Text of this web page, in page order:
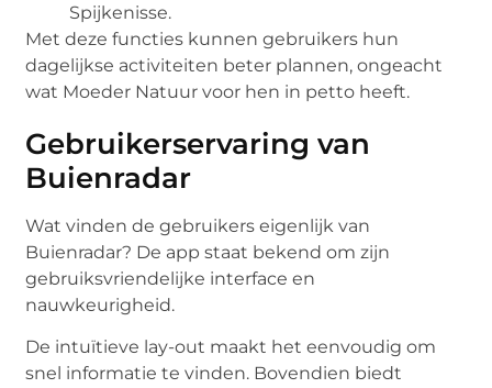
Spijkenisse.
Met deze functies kunnen gebruikers hun
dagelijkse activiteiten beter plannen, ongeacht
wat Moeder Natuur voor hen in petto heeft.
Gebruikerservaring van
Buienradar
Wat vinden de gebruikers eigenlijk van
Buienradar? De app staat bekend om zijn
gebruiksvriendelijke interface en
nauwkeurigheid.
De intuïtieve lay-out maakt het eenvoudig om
snel informatie te vinden. Bovendien biedt